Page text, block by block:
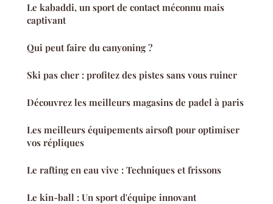
Le kabaddi, un sport de contact méconnu mais
captivant
Qui peut faire du canyoning ?
Ski pas cher : profitez des pistes sans vous ruiner
Découvrez les meilleurs magasins de padel à paris
Les meilleurs équipements airsoft pour optimiser
vos répliques
Le rafting en eau vive : Techniques et frissons
Le kin-ball : Un sport d'équipe innovant